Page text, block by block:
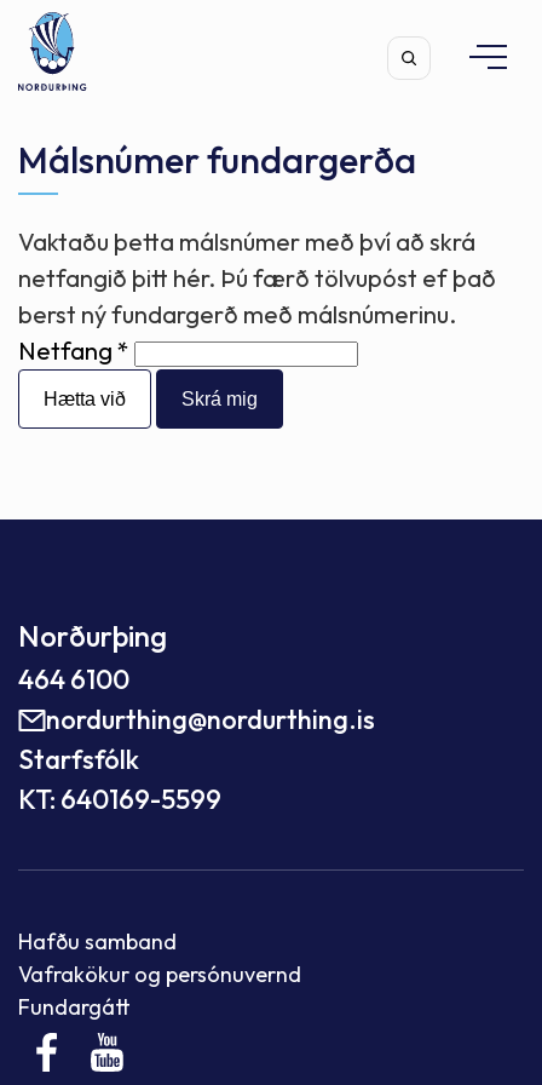
Leita
Málsnúmer fundargerða
Vaktaðu þetta málsnúmer með því að skrá
netfangið þitt hér. Þú færð tölvupóst ef það
berst ný fundargerð með málsnúmerinu.
Netfang
Hætta við
Norðurþing
464 6100
nordurthing@nordurthing.is
Starfsfólk
KT: 640169-5599
Hafðu samband
Vafrakökur og persónuvernd
Fundargátt